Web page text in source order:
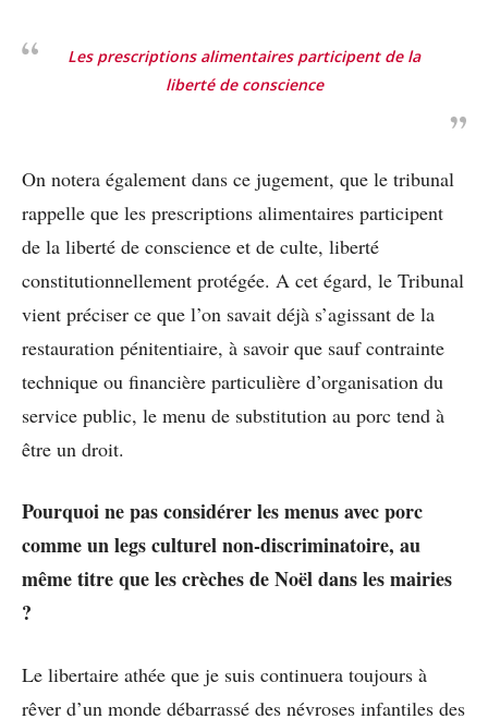
Les prescriptions alimentaires participent de la
liberté de conscience
On notera également dans ce jugement, que le tribunal
rappelle que les prescriptions alimentaires participent
de la liberté de conscience et de culte, liberté
constitutionnellement protégée. A cet égard, le Tribunal
vient préciser ce que l’on savait déjà s’agissant de la
restauration pénitentiaire, à savoir que sauf contrainte
technique ou financière particulière d’organisation du
service public, le menu de substitution au porc tend à
être un droit.
Pourquoi ne pas considérer les menus avec porc
comme un legs culturel non-discriminatoire, au
même titre que les crèches de Noël dans les mairies
?
Le libertaire athée que je suis continuera toujours à
rêver d’un monde débarrassé des névroses infantiles des